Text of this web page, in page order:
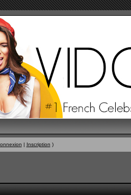
| Inscription )